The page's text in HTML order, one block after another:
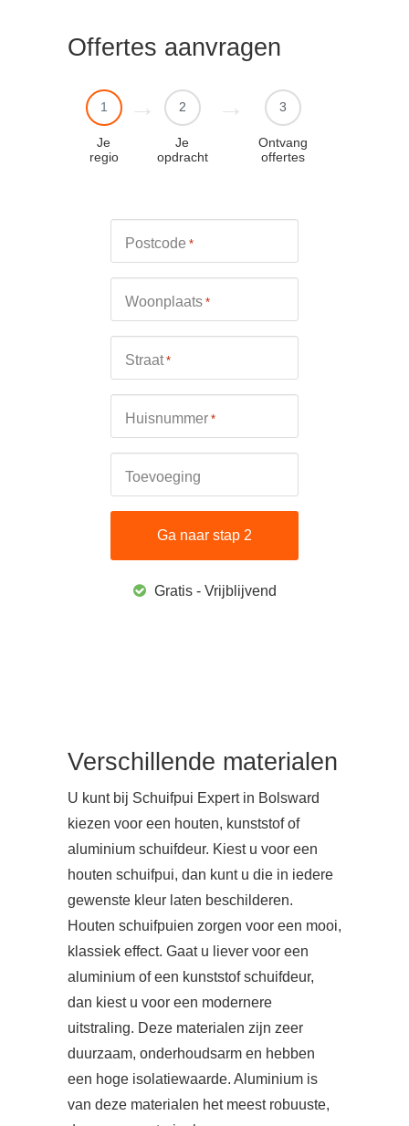
Offertes aanvragen
1
Je
regio
2
Je
opdracht
3
Ontvang
offertes
Postcode *
Woonplaats *
Straat *
Huisnummer *
Toevoeging
Gratis - Vrijblijvend
Verschillende materialen
U kunt bij Schuifpui Expert in Bolsward
kiezen voor een houten, kunststof of
aluminium schuifdeur. Kiest u voor een
houten schuifpui, dan kunt u die in iedere
gewenste kleur laten beschilderen.
Houten schuifpuien zorgen voor een mooi,
klassiek effect. Gaat u liever voor een
aluminium of een kunststof schuifdeur,
dan kiest u voor een modernere
uitstraling. Deze materialen zijn zeer
duurzaam, onderhoudsarm en hebben
een hoge isolatiewaarde. Aluminium is
van deze materialen het meest robuuste,